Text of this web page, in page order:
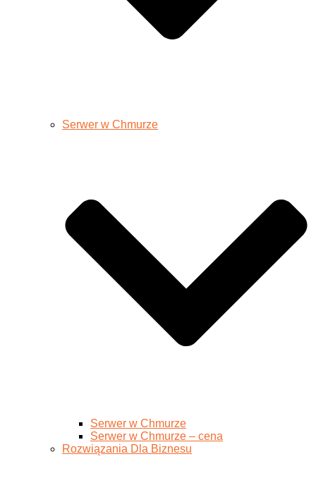
Serwer w Chmurze
Serwer w Chmurze
Serwer w Chmurze – cena
Rozwiązania Dla Biznesu